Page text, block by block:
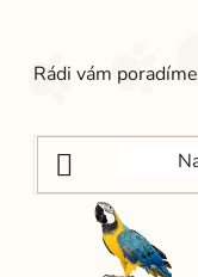
Rádi vám poradíme